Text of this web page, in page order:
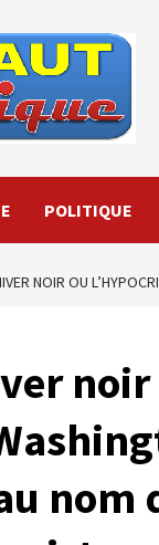
POLITIQUE
NOIR OU
nom